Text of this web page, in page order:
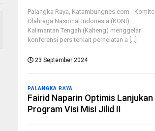
Palangka Raya, Katambungnes.com - Komite
Olahraga Nasional Indonesia (KONI)
Kalimantan Tengah (Kalteng) menggelar
konferensi pers terkait perhelatan a [...]
23 September 2024
PALANGKA RAYA
Fairid Naparin Optimis Lanjukan
Program Visi Misi Jilid II